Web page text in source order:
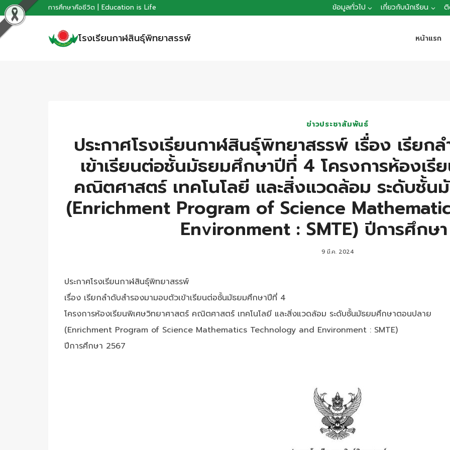
Skip
to
content
การศึกษาคือชีวิต | Education is Life ข้อมูลทั่วไป เกี่ยวกับนักเรียน ติ
โรงเรียนกาฬสินธุ์พิทยาสรรพ์ หน้าแรก
ข่าวประชาสัมพันธ์
ประกาศโรงเรียนกาฬสินธุ์พิทยาสรรพ์ เรื่อง เรียก
เข้าเรียนต่อชั้นมัธยมศึกษาปีที่ 4 โครงการห้องเรี
คณิตศาสตร์ เทคโนโลยี และสิ่งแวดล้อม ระดับชั้
(Enrichment Program of Science
Environment : SMTE) ปีการศึกษ
9 มี.ค. 2024
ประกาศโรงเรียนกาฬสินธุ์พิทยาสรรพ์
เรื่อง เรียกลำดับสำรองมามอบตัวเข้าเรียนต่อชั้นมัธยมศึกษาปีที่ 4
โครงการห้องเรียนพิเศษวิทยาศาสตร์ คณิตศาสตร์ เทคโนโลยี และสิ่งแวดล้อม ระดับชั้นมัธยมศึกษาตอนปลาย
(Enrichment Program of Science Mathematics Technology and Environment : SMTE)
ปีการศึกษา 2567